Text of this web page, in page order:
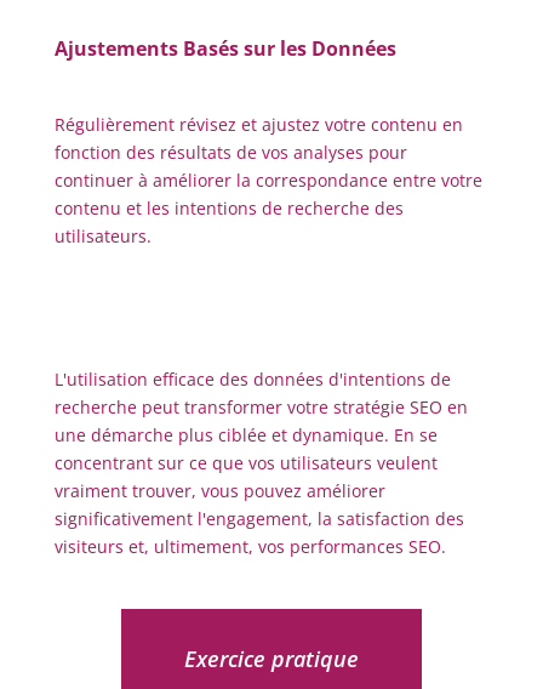
Ajustements Basés sur les Données
Régulièrement révisez et ajustez votre contenu en
fonction des résultats de vos analyses pour
continuer à améliorer la correspondance entre votre
contenu et les intentions de recherche des
utilisateurs.
L'utilisation efficace des données d'intentions de
recherche peut transformer votre stratégie SEO en
une démarche plus ciblée et dynamique. En se
concentrant sur ce que vos utilisateurs veulent
vraiment trouver, vous pouvez améliorer
significativement l'engagement, la satisfaction des
visiteurs et, ultimement, vos performances SEO.
Exercice pratique